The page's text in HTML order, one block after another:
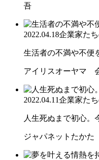
吾
2022.04.18企業家た
生活者の不満や不便
アイリスオーヤマ
2022.04.11企業家た
人生死ぬまで初心
ジャパネットたか